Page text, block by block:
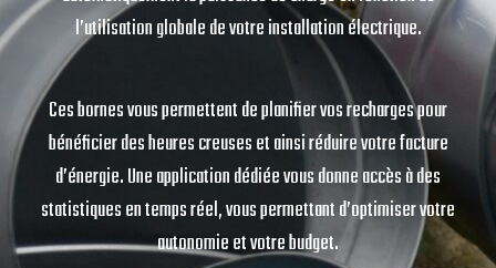
l’utilisation globale de votre installation électrique.
Ces bornes vous permettent de planifier vos recharges pour
bénéficier des heures creuses et ainsi réduire votre facture
d’énergie. Une application dédiée vous donne accès à des
statistiques en temps réel, vous permettant d’optimiser votre
autonomie et votre budget.